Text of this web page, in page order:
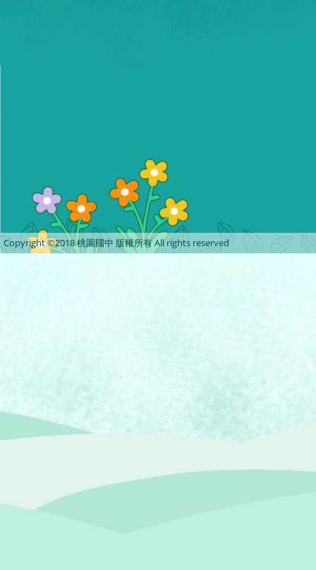
Copyright ©2018 桃園國中 版權所有 All rights reserved